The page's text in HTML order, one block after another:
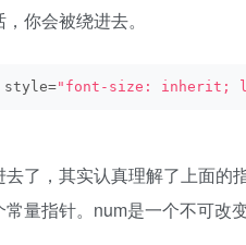
你会被绕进去。
style="font-size: inherit;
了，其实认真理解了上面的
量指针。num是一个不可改